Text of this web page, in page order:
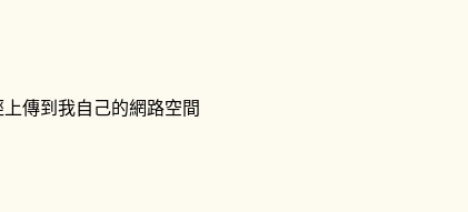
傳到我自己的網路空間